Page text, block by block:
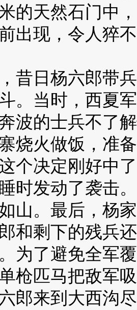
的天然石门中
出现，令人猝
日杨六郎带兵
。当时，西夏
波的士兵不了
烧火做饭，准
个决定刚好中
时发动了袭击
山。最后，杨
和剩下的残兵
为了避免全军
枪匹马把敌军
来到大西沟尽